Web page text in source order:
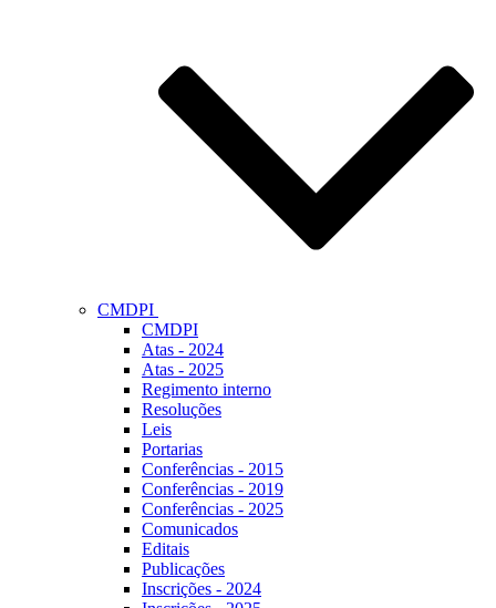
CMDPI
CMDPI
Atas - 2024
Atas - 2025
Regimento interno
Resoluções
Leis
Portarias
Conferências - 2015
Conferências - 2019
Conferências - 2025
Comunicados
Editais
Publicações
Inscrições - 2024